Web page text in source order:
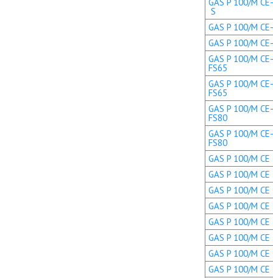
S
GAS P 100/M
GAS P 100/M
GAS P 100/M
FS65
GAS P 100/M
FS65
GAS P 100/M
FS80
GAS P 100/M
FS80
GAS P 100/M
GAS P 100/M
GAS P 100/M
GAS P 100/M
GAS P 100/M CE
GAS P 100/M
GAS P 100/M
GAS P 100/M